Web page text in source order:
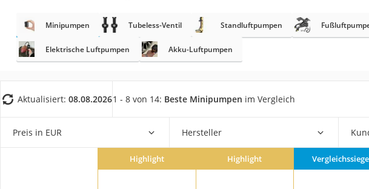
Koffer
Nachtsichtgerät
Vibrationsplatte
Wanderschuhe Herren
Sicherheitsweste Reiten
Minipumpen Tubeless-Ventil Standluftpumpen
Elektrische Luftpumpen Akku-Luftpumpen
Aktualisiert: 08.08.20261 - 8 von 14: Beste Minipumpen im Vergleich
Preis in EUR Hersteller
Highlight Highlight